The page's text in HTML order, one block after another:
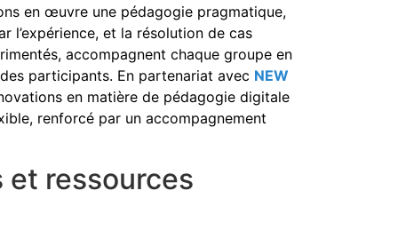
en œuvre une pédagogie pragmatique,
l’expérience, et la résolution de cas
accompagnent chaque groupe en
participants. En partenariat avec NEW
en matière de pédagogie digitale
renforcé par un accompagnement
et ressources